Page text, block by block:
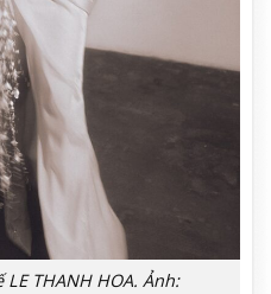
THANH HOA. Ảnh: